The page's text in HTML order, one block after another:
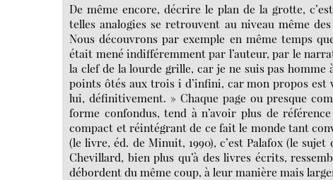
De même encore, décrire le plan de la grotte,
telles analogies se retrouvent au niveau même
Nous découvrons par exemple en même temps
était mené indifféremment par l’auteur, par le
la clef de la lourde grille, car je ne suis pas
points ôtés aux trois i d’infini, car mon propos est
lui, définitivement. » Chaque page ou presque
forme confondus, tend à n’avoir plus de
compact et réintégrant de ce fait le monde tant
(le livre, éd. de Minuit, 1990), c’est Palafox (le sujet
Chevillard, bien plus qu’à des livres écrits,
débordent du même coup, à leur manière mais